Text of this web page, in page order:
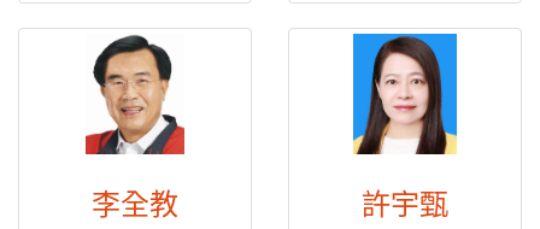
李全教 許宇甄